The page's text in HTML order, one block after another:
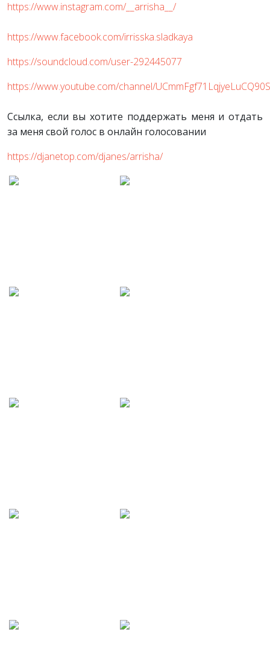
https://www.instagram.com/__arrisha__/
https://www.facebook.com/irrisska.sladkaya
https://soundcloud.com/user-292445077
https://www.youtube.com/channel/
Cсылка, если вы хотите поддержать меня и отдать
за меня свой голос в онлайн голосовании
https://djanetop.com/djanes/arrisha/